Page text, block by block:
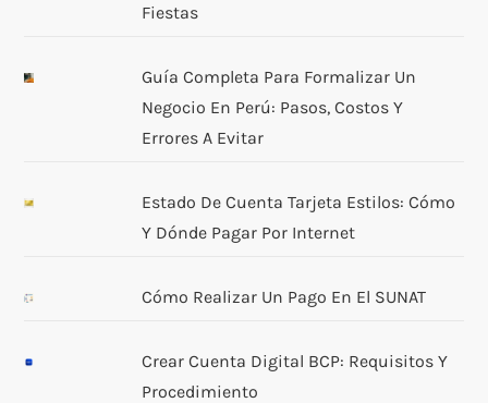
Fiestas
Guía Completa Para Formalizar Un
Negocio En Perú: Pasos, Costos Y
Errores A Evitar
Estado De Cuenta Tarjeta Estilos: Cómo
Y Dónde Pagar Por Internet
Cómo Realizar Un Pago En El SUNAT
Crear Cuenta Digital BCP: Requisitos Y
Procedimiento